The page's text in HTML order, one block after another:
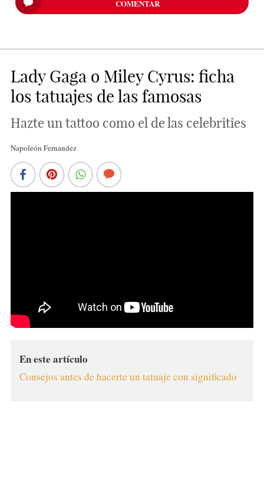
COMENTAR
Lady Gaga o Miley Cyrus: ficha
los tatuajes de las famosas
Hazte un tattoo como el de las celebrities
Napoleón Fernandez
En este artículo
Consejos antes de hacerte un tatuaje con significado